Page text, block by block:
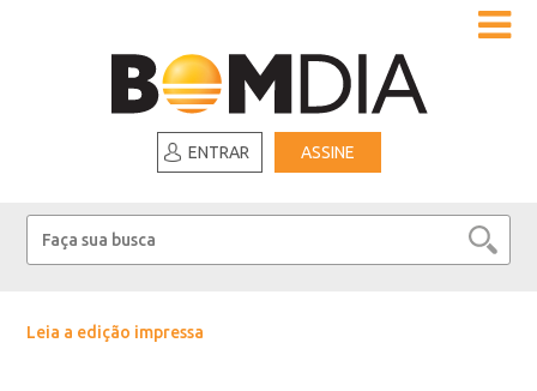
ENTRAR ASSINE
Leia a edição impressa